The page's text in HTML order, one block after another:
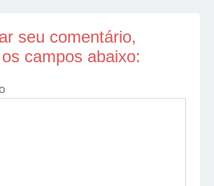
seu comentário,
campos abaixo: